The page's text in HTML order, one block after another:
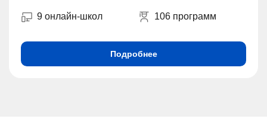
9 онлайн-школ 106 программ
Подробнее